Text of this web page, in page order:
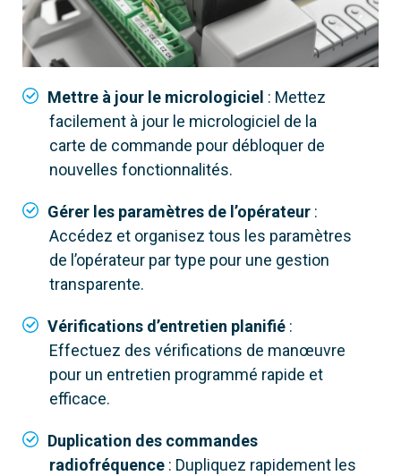
Mettre à jour le micrologiciel : Mettez
facilement à jour le micrologiciel de la
carte de commande pour débloquer de
nouvelles fonctionnalités.
Gérer les paramètres de l’opérateur :
Accédez et organisez tous les paramètres
de l’opérateur par type pour une gestion
transparente.
Vérifications d’entretien planifié :
Effectuez des vérifications de manœuvre
pour un entretien programmé rapide et
efficace.
Duplication des commandes
radiofréquence : Dupliquez rapidement les